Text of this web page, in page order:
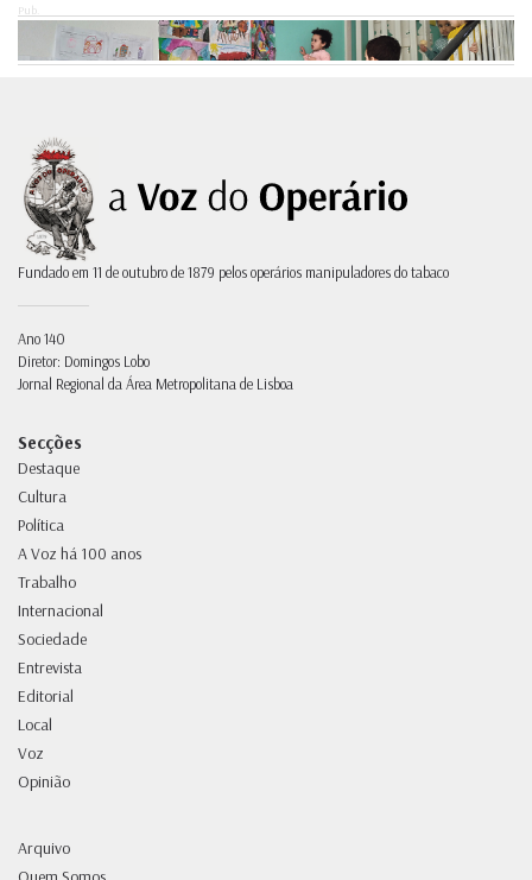
Pub.
Fundado em 11 de outubro de 1879 pelos operários manipuladores do tabaco
Ano 140
Diretor: Domingos Lobo
Jornal Regional da Área Metropolitana de Lisboa
Secções
Destaque
Cultura
Política
A Voz há 100 anos
Trabalho
Internacional
Sociedade
Entrevista
Editorial
Local
Voz
Opinião
Arquivo